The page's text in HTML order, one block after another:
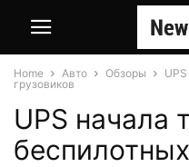
Home Авто Обзоры
грузовиков
UPS начала